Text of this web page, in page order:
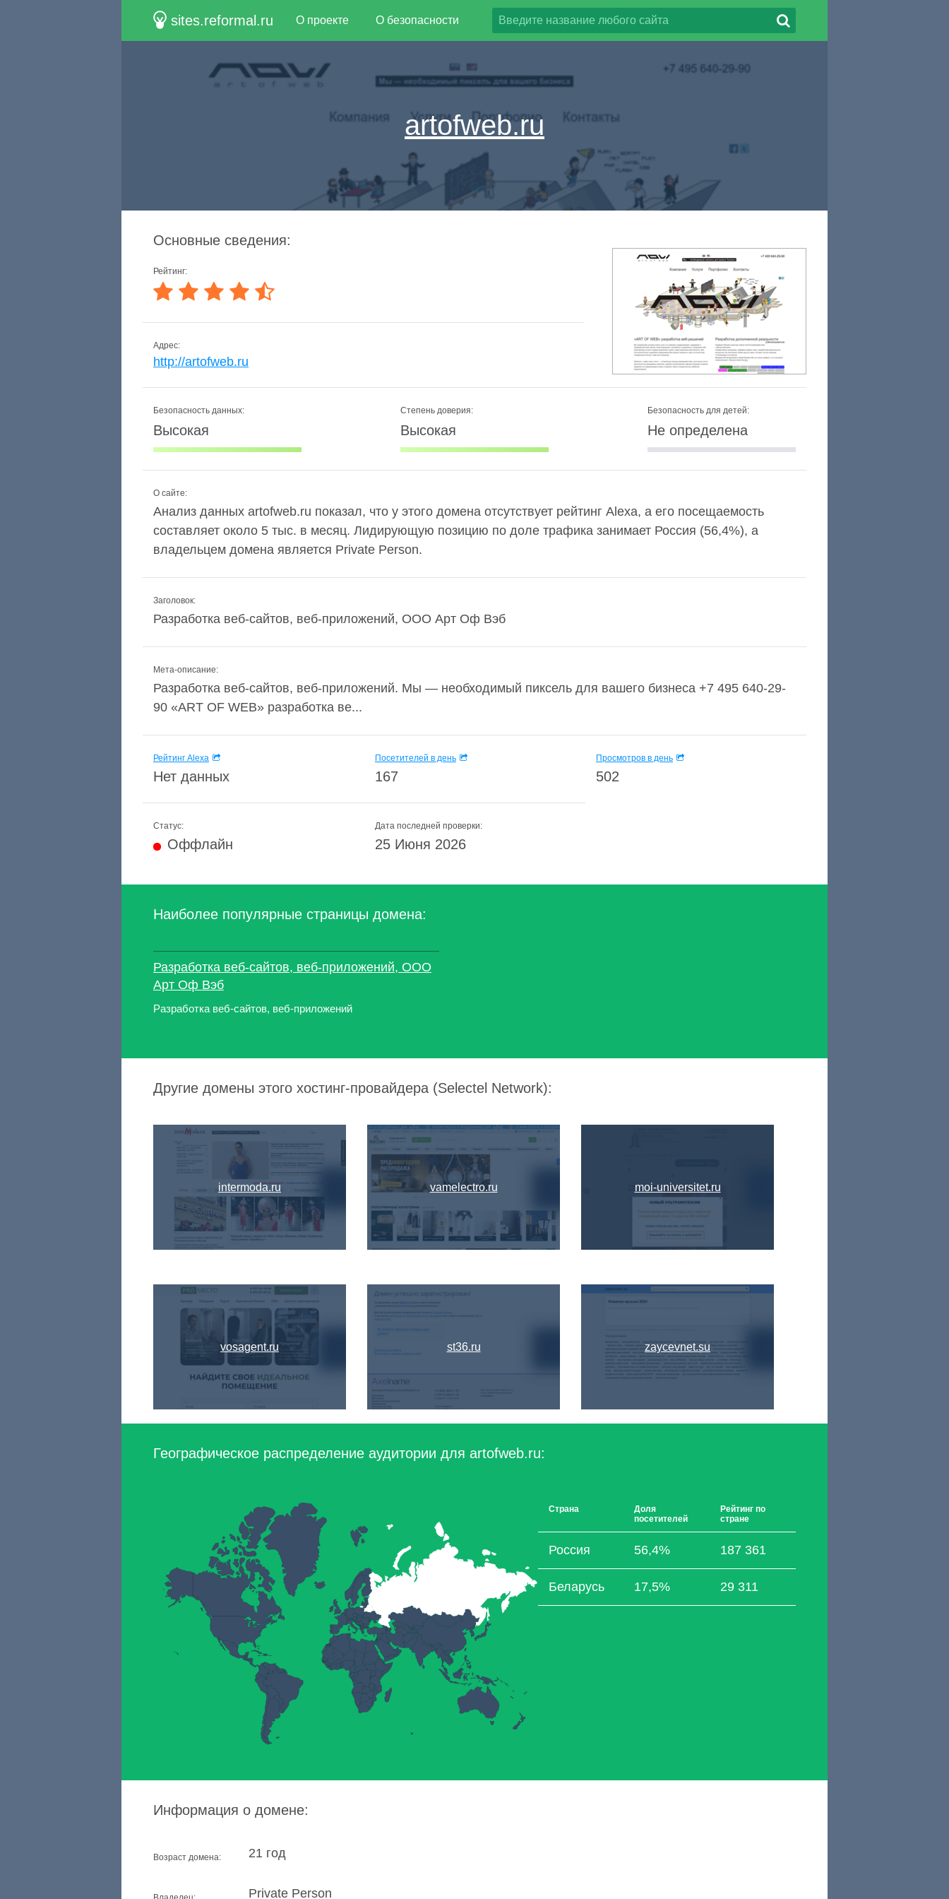
sites.reformal.ru О проекте О безопасности
artofweb.ru
Основные сведения:
Рейтинг:
Адрес:
http://artofweb.ru
Безопасность данных:
Высокая
Степень доверия:
Высокая
Безопасность для детей:
Не определена
О сайте:
Анализ данных artofweb.ru показал, что у этого домена отсутствует рейтинг Alexa, а его посещаемость
составляет около 5 тыс. в месяц. Лидирующую позицию по доле трафика занимает Россия (56,4%), а
владельцем домена является Private Person.
Заголовок:
Разработка веб-сайтов, веб-приложений, ООО Арт Оф Вэб
Мета-описание:
Разработка веб-сайтов, веб-приложений. Мы — необходимый пиксель для вашего бизнеса +7 495 640-29-
90 «ART OF WEB» разработка ве...
Рейтинг Alexa
Нет данных
Посетителей в день
167
Просмотров в день
502
Статус:
Оффлайн
Дата последней проверки:
25 Июня 2026
Наиболее популярные страницы домена:
Разработка веб-сайтов, веб-приложений, ООО
Арт Оф Вэб
Разработка веб-сайтов, веб-приложений
Другие домены этого хостинг-провайдера (Selectel Network):
intermoda.ru
vosagent.ru
vamelectro.ru
st36.ru
moi-universitet.ru
zaycevnet.su
Географическое распределение аудитории для artofweb.ru:
Страна
Доля
посетителей
Рейтинг по
стране
Россия 56,4% 187 361
Беларусь 17,5% 29 311
Информация о домене:
Возраст домена: 21 год
Private Person